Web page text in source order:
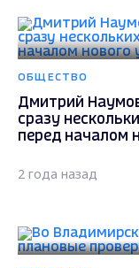
ОБЩЕСТВО
Дмитрий
сразу
перед началом
2 года назад